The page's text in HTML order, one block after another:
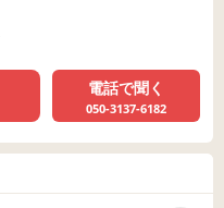
電話で聞く
050-3137-6182